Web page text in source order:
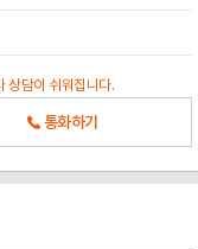
상담이 쉬워집니다.
통화하기